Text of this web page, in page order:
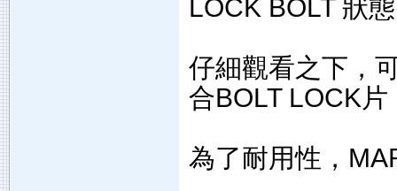
LOCK BOLT 狀態
仔細觀看之下，
合BOLT LOCK片
為了耐用性，